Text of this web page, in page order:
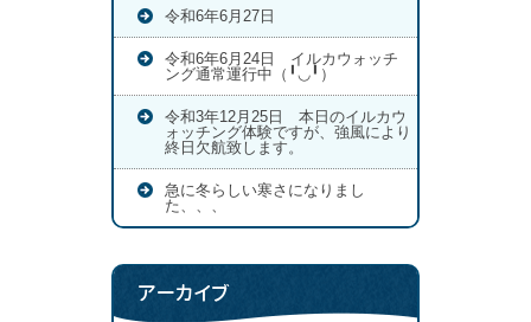
令和6年6月27日
令和6年6月24日 イルカウォッチ
ング通常運行中（╹◡╹）
令和3年12月25日 本日のイルカウ
ォッチング体験ですが、強風により
終日欠航致します。
急に冬らしい寒さになりまし
た、、、
アーカイブ